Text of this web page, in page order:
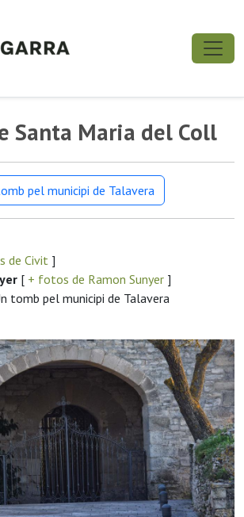
Santa Maria del Coll
pel municipi de Talavera
de Civit ]
[ + fotos de Ramon Sunyer ]
tomb pel municipi de Talavera